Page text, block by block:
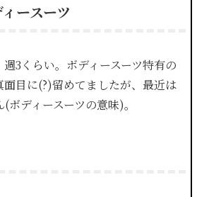
ースーツ
3くらい。ボディースーツ特有の
目に(?)留めてましたが、最近は
ディースーツの意味)。